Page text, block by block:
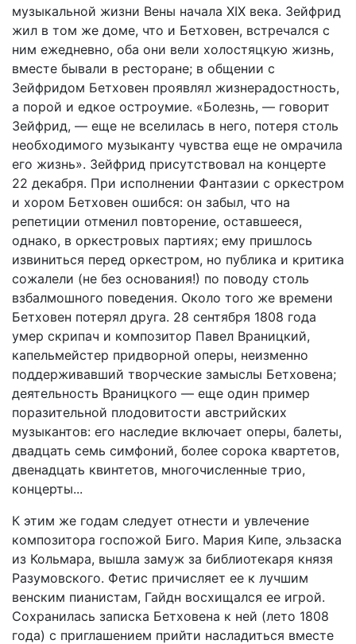
музыкальной жизни Вены начала XIX века. Зейфрид
жил в том же доме, что и Бетховен, встречался с
ним ежедневно, оба они вели холостяцкую жизнь,
вместе бывали в ресторане; в общении с
Зейфридом Бетховен проявлял жизнерадостность,
а порой и едкое остроумие. «Болезнь, — говорит
Зейфрид, — еще не вселилась в него, потеря столь
необходимого музыканту чувства еще не омрачила
его жизнь». Зейфрид присутствовал на концерте
22 декабря. При исполнении Фантазии с оркестром
и хором Бетховен ошибся: он забыл, что на
репетиции отменил повторение, оставшееся,
однако, в оркестровых партиях; ему пришлось
извиниться перед оркестром, но публика и критика
сожалели (не без основания!) по поводу столь
взбалмошного поведения. Около того же времени
Бетховен потерял друга. 28 сентября 1808 года
умер скрипач и композитор Павел Враницкий,
капельмейстер придворной оперы, неизменно
поддерживавший творческие замыслы Бетховена;
деятельность Враницкого — еще один пример
поразительной плодовитости австрийских
музыкантов: его наследие включает оперы, балеты,
двадцать семь симфоний, более сорока квартетов,
двенадцать квинтетов, многочисленные трио,
концерты...
К этим же годам следует отнести и увлечение
композитора госпожой Биго. Мария Кипе, эльзаска
из Кольмара, вышла замуж за библиотекаря князя
Разумовского. Фетис причисляет ее к лучшим
венским пианистам, Гайдн восхищался ее игрой.
Сохранилась записка Бетховена к ней (лето 1808
года) с приглашением прийти насладиться вместе